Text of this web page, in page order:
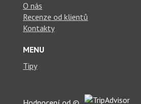
O nás
Recenze od klientů
Kontakty
MENU
Tipy